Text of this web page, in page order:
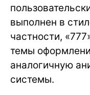
выполнен в
частности,
темы
аналогичную
системы.